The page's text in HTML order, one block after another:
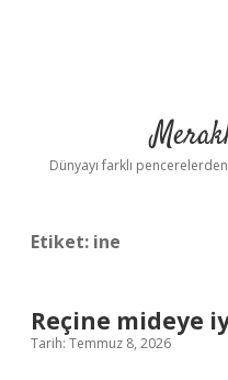
Dünyayı farklı
Etiket: ine
Reçine mideye
Tarih: Temmuz 8, 2026